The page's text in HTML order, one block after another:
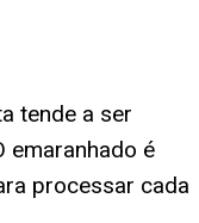
tende a ser
emaranhado é
processar cada